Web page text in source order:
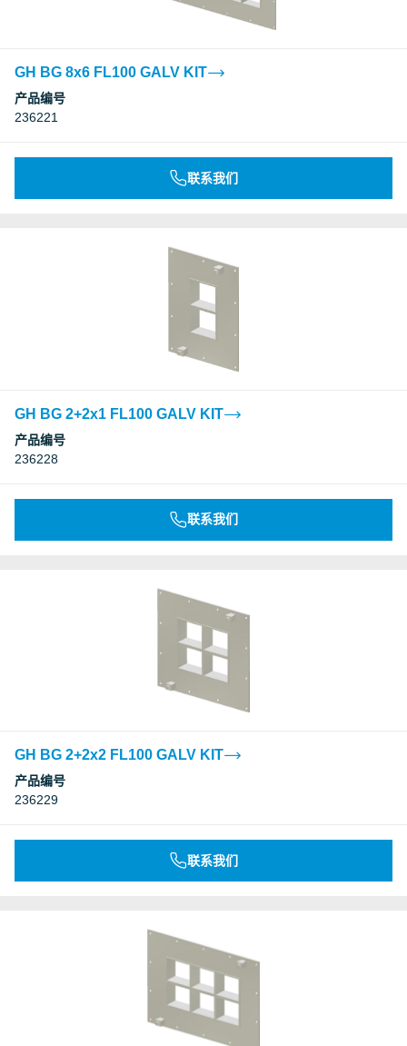
GH BG 8x6 FL100 GALV KIT
产品编号
236221
联系我们
GH BG 2+2x1 FL100 GALV KIT
产品编号
236228
联系我们
GH BG 2+2x2 FL100 GALV KIT
产品编号
236229
联系我们